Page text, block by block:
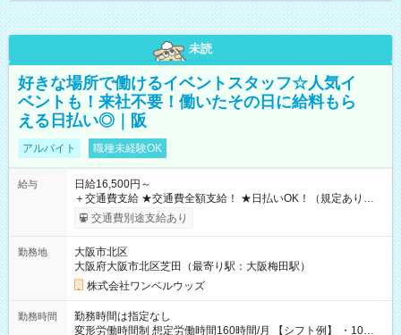
未読
好きな場所で働けるイベントスタッフ☆人気イ
ベントも！来社不要！働いたその日に給料もら
える日払い◎｜阪
アルバイト 職種未経験OK
給与
日給16,500円～
＋交通費支給 ★交通費全額支給！ ★日払いOK！（規定あり） ┗
働いたその日に現金GET♪ お仕事後はコンビニATMから 日払
交通費別途支給あり
勤務地
大阪市北区
大阪府大阪市北区芝田（最寄り駅：大阪梅田駅）
株式会社ワンベルウッズ
勤務時間
勤務時間は指定なし
変形労働時間制 想定労働時間160時間/月 【シフト例】 ・10：